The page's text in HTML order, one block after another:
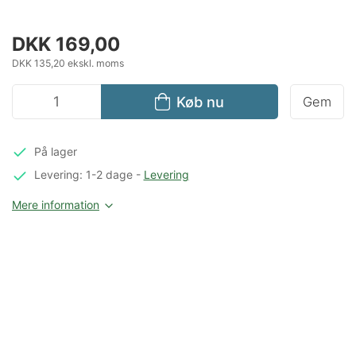
DKK 169,00
DKK 135,20 ekskl. moms
Køb nu Gem
På lager
Levering: 1-2 dage- Levering
Mere information